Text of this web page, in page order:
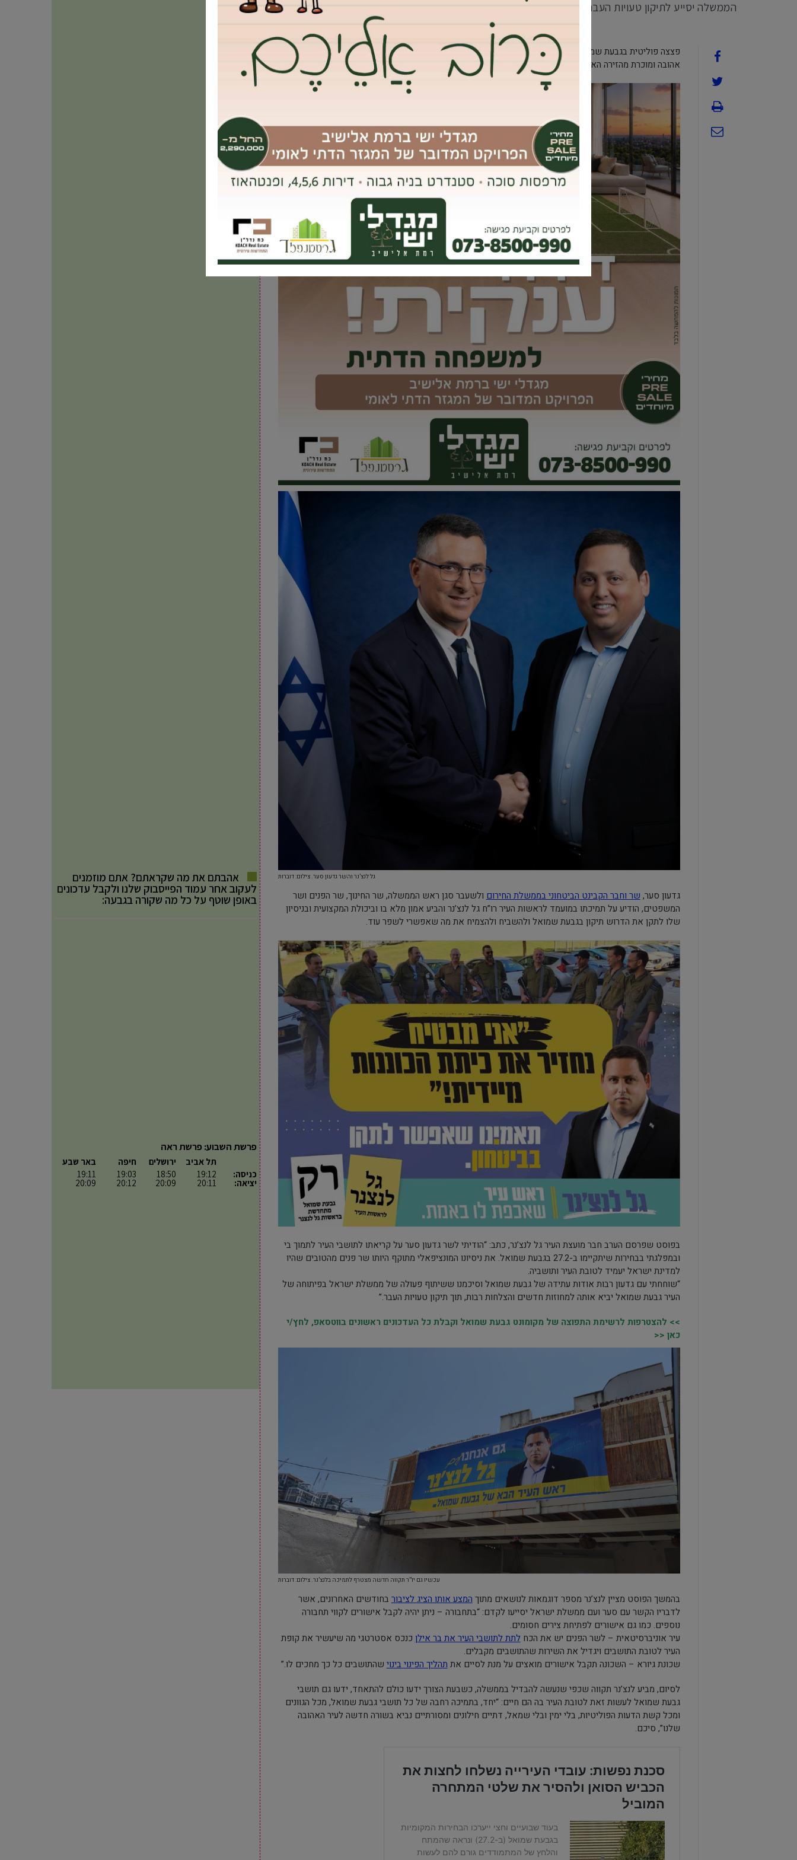
הממשלה יסייע לתיקון טעויות העבר ולהאצת הצמיחה בגבעת שמואל.”
פצצה פוליטית בגבעת שמואל, כשלראשונה אחד המועמדים לראשות העיר זוכה לתמיכה פומבית מדמות פוליטית
אהובה ומוכרת מהזירה הארצית.
גל לנצ’נר והשר גדעון סער. צילום: דוברות
גדעון סער, שר וחבר הקבינט הביטחוני בממשלת החירום ולשעבר סגן ראש הממשלה, שר החינוך, שר הפנים ושר
המשפטים, הודיע על תמיכתו במועמד לראשות העיר רו”ח גל לנצ’נר והביע אמון מלא בו וביכולת המקצועית ובניסיון
שלו לתקן את הדרוש תיקון בגבעת שמואל ולהשביח ולהצמיח את מה שאפשרי לשפר עוד.
בפוסט שפרסם הערב חבר מועצת העיר גל לנצ’נר, כתב: “הודיתי לשר גדעון סער על קריאתו לתושבי העיר לתמוך בי
ובמפלגתי בבחירות שיתקיימו ב-27.2 בגבעת שמואל. את ניסיונו המונציפאלי מתוקף היותו שר פנים מהטובים שהיו
למדינת ישראל יעמיד לטובת העיר ותושביה.
“שוחחתי עם גדעון רבות אודות עתידה של גבעת שמואל וסיכמנו ששיתוף פעולה של ממשלת ישראל בפיתוחה של
העיר גבעת שמואל יביא אותה למחוזות חדשים והצלחות רבות, תוך תיקון טעויות העבר.”
>> להצטרפות לרשימת התפוצה של מקומונט גבעת שמואל וקבלת כל העדכונים ראשונים בווטסאפ, לחץ/י
כאן <<
עכשיו גם יו”ר תקווה חדשה מצטרף לתמיכה בלנצ’נר. צילום: דוברות
בהמשך הפוסט מציין לנצ’נר מספר דוגמאות לנושאים מתוך המצע אותו הציג לציבור בחודשים האחרונים, אשר
לדבריו הקשר עם סער ועם ממשלת ישראל יסייעו לקדם: “בתחבורה – ניתן יהיה לקבל אישורים לקווי תחבורה
נוספים. כמו גם אישורים לפתיחת צירים חסומים.
עיר אוניברסיטאית – לשר הפנים יש את הכחלתת לתושבי העיר את בר אילן כנכס אסטרטגי מה שיעשיר את קופת
העיר לטובת התושבים ויגדיל את השירות שהתושבים מקבלים.
שכונת גיורא – השכונה תקבל אישורים מואצים על מנת לסיים את תהליך הפינוי בינוי שהתושבים כל כך מחכים לו.”
לסיום, מביע לנצ’נר תקווה שכפי שנעשה להבדיל בממשלה, כשבעת הצורך ידעו כולם להתאחד, ידעו גם תושבי
גבעת שמואל לעשות זאת לטובת העיר בה הם חיים: “יחד, בתמיכה רחבה של כל תושבי גבעת שמואל, מכל הגוונים
ומכל קשת הדעות הפוליטיות, בלי ימין ובלי שמאל, דתיים חילונים ומסורתיים נביא בשורה חדשה לעיר האהובה
שלנו”, סיכם.
אהבתם את מה שקראתם? אתם מוזמנים
לעקוב אחר עמוד הפייסבוק שלנו ולקבל עדכונים
באופן שוטף על כל מה שקורה בגבעה:
פרשת השבוע: פרשת ראה
כניסה:
יציאה:
תל אביב
19:12
20:11
ירושלים
18:50
20:09
חיפה
19:03
20:12
באר שבע
19:11
20:09